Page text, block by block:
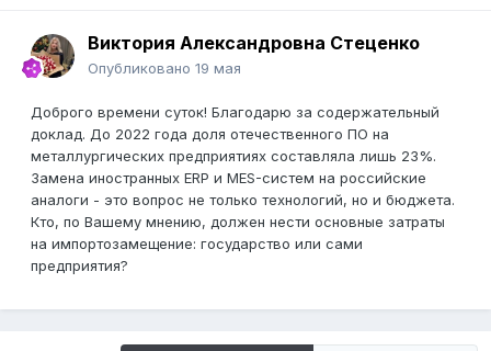
Виктория Александровна Стеценко
Опубликовано 19 мая
Доброго времени суток! Благодарю за содержательный
доклад. До 2022 года доля отечественного ПО на
металлургических предприятиях составляла лишь 23%.
Замена иностранных ERP и MES-систем на российские
аналоги - это вопрос не только технологий, но и бюджета.
Кто, по Вашему мнению, должен нести основные затраты
на импортозамещение: государство или сами
предприятия?